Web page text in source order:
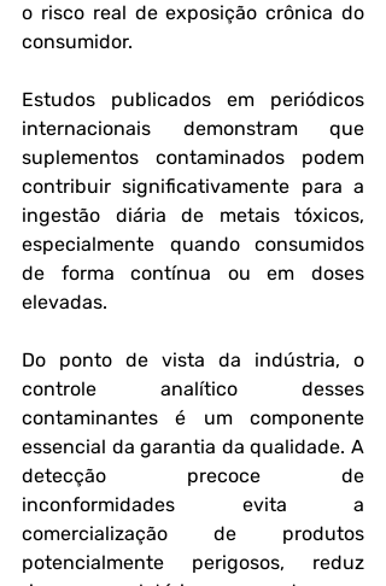
o risco real de exposição crônica do
consumidor.
Estudos publicados em periódicos
internacionais demonstram que
suplementos contaminados podem
contribuir significativamente para a
ingestão diária de metais tóxicos,
especialmente quando consumidos
de forma contínua ou em doses
elevadas.
Do ponto de vista da indústria, o
controle analítico desses
contaminantes é um componente
essencial da garantia da qualidade. A
detecção precoce de
inconformidades evita a
comercialização de produtos
potencialmente perigosos, reduz